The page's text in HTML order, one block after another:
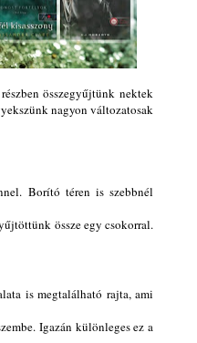
összegyűjtünk nektek
nagyon változatosak
. Borító téren is szebbnél
össze egy csokorral.
is megtalálható rajta, ami
Igazán különleges ez a